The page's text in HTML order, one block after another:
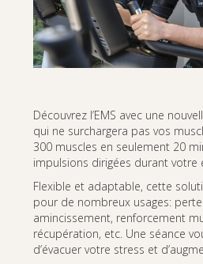
Découvrez l’EMS avec une
qui ne surchargera pas vos
300 muscles en seulement 20
impulsions dirigées durant votre
Flexible et adaptable, cette
pour de nombreux usages:
amincissement, renforcement
récupération, etc. Une séance
d’évacuer votre stress et